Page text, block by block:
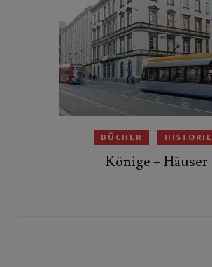
BÜCHER HISTORIE
Könige + Häuser